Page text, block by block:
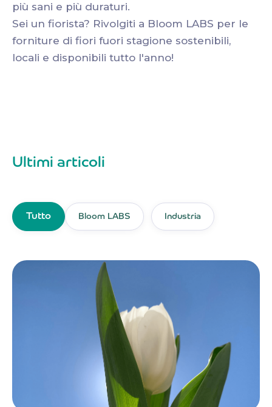
più sani e più duraturi.
Sei un fiorista? Rivolgiti a Bloom LABS per le
forniture di fiori fuori stagione sostenibili,
locali e disponibili tutto l'anno!
Ultimi articoli
Tutto Bloom LABS Industria